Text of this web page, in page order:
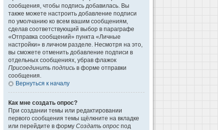
сообщения, чтобы подпись добавилась. Вы
также можете настроить добавление подписи
по умолчанию ко всем вашим сообщениям,
сделав соответствующий выбор в параграфе
«Отправка сообщений» пункта «Личные
настройки» в личном разделе. Несмотря на это,
вы сможете отменить добавление подписи в
отдельных сообщениях, убрав флажок
Присоединить подпись в форме отправки
сообщения.
Вернуться к началу
Как мне создать опрос?
При создании темы или редактировании
первого сообщения темы щёлкните на вкладке
или перейдите в форму Создать опрос под